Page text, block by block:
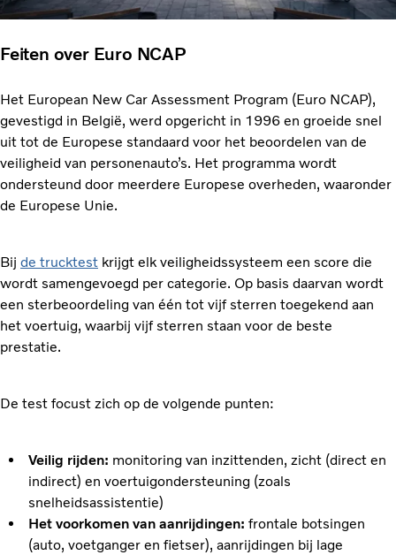
Feiten over Euro NCAP
Het European New Car Assessment Program (Euro NCAP),
gevestigd in België, werd opgericht in 1996 en groeide snel
uit tot de Europese standaard voor het beoordelen van de
veiligheid van personenauto’s. Het programma wordt
ondersteund door meerdere Europese overheden, waaronder
de Europese Unie.
Bij de trucktest krijgt elk veiligheidssysteem een score die
wordt samengevoegd per categorie. Op basis daarvan wordt
een sterbeoordeling van één tot vijf sterren toegekend aan
het voertuig, waarbij vijf sterren staan voor de beste
prestatie.
De test focust zich op de volgende punten:
Veilig rijden: monitoring van inzittenden, zicht (direct en
indirect) en voertuigondersteuning (zoals
snelheidsassistentie)
Het voorkomen van aanrijdingen: frontale botsingen
(auto, voetganger en fietser), aanrijdingen bij lage